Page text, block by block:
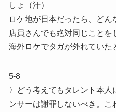
しょ（汗）
ロケ地が日本だったら、ど
店員さんでも絶対同じことを
海外ロケでタガが外れていた
5-8
〉どう考えてもタレント本人
ンサーは謝罪しないべき。